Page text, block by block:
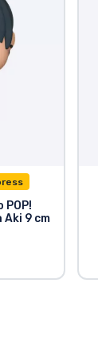
POP!
9 cm